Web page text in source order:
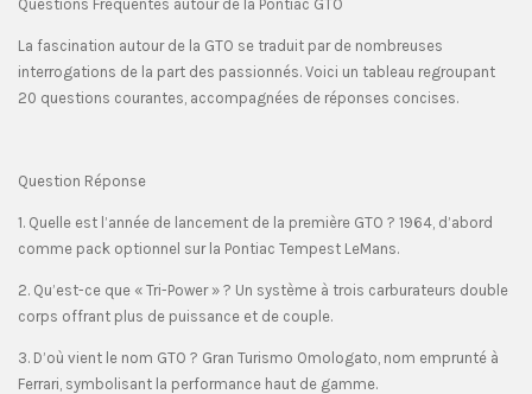
Questions Fréquentes autour de la Pontiac GTO
La fascination autour de la GTO se traduit par de nombreuses
interrogations de la part des passionnés. Voici un tableau regroupant
20 questions courantes, accompagnées de réponses concises.
Question Réponse
1. Quelle est l’année de lancement de la première GTO ? 1964, d’abord
comme pack optionnel sur la Pontiac Tempest LeMans.
2. Qu’est-ce que « Tri-Power » ? Un système à trois carburateurs double
corps offrant plus de puissance et de couple.
3. D’où vient le nom GTO ? Gran Turismo Omologato, nom emprunté à
Ferrari, symbolisant la performance haut de gamme.